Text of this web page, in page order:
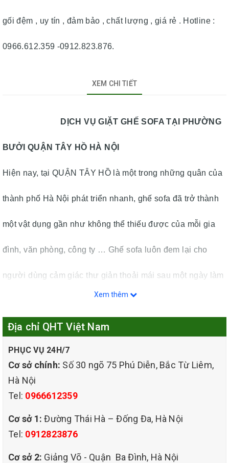
gối đệm , uy tín , đảm bảo , chất lượng , giá rẻ . Hotline :
0966.612.359 -0912.823.876.
XEM CHI TIẾT
DỊCH VỤ GIẶT GHẾ SOFA TẠI PHƯỜNG
BƯỞI QUẬN TÂY HỒ HÀ NỘI
Hiện nay, tại QUẬN TÂY HỒ là một trong những quân của
thành phố Hà Nội phát triển nhanh, ghế sofa đã trở thành
một vật dụng gần như không thể thiếu được của mỗi gia
đình, văn phòng, công ty … Ghế sofa luôn đem lại cho
người dùng cảm giác thư giản thoải mái sau một ngày làm
sử dụng, ghế rất dễ bị bám nhiều các vết bụi bẩn, vết ố
khác nhau mà lại rất khó để làm sạch. Vì vậy việc giặt ghế
sofa tại nhà ở PHƯỜNG BƯỞI QUẬN TÂY HỒ HÀ NỘI là
được điều đó của khách hàng, CÔNG TY TNHH QHT
VIỆT NAM mang đến dịch vụ giặt ghế sofa tại PHƯỜNG
Xem thêm
Địa chỉ QHT Việt Nam
PHỤC VỤ 24H/7
Cơ sở chính: Số 30 ngõ 75 Phú Diễn, Bắc Từ Liêm,
Hà Nội
Tel: 0966612359
Cơ sở 1: Đường Thái Hà – Đống Đa, Hà Nội
Tel: 0912823876
Cơ sở 2: Giảng Võ - Quận Ba Đình, Hà Nội